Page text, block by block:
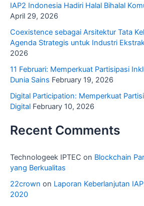
IAP2 Indonesia Hadiri Halal Bihalal
April 29, 2026
Coexistence sebagai Arsitektur Tata
Agenda Strategis untuk Industri
2026
11 Februari: Memperkuat Partisipasi
Dunia Sains February 19, 2026
Digital Participation: Memperkuat
Digital February 10, 2026
Recent Comments
Technologeek IPTEC on Blockchain
yang Berkualitas
22crown on Laporan Keberlanjutan
2020